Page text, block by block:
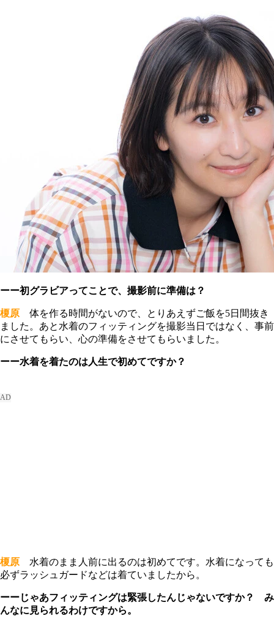
ーー初グラビアってことで、撮影前に準備は？
榎原 体を作る時間がないので、とりあえずご飯を5日間抜き
ました。あと水着のフィッティングを撮影当日ではなく、事前
にさせてもらい、心の準備をさせてもらいました。
ーー水着を着たのは人生で初めてですか？
榎原 水着のまま人前に出るのは初めてです。水着になっても
必ずラッシュガードなどは着ていましたから。
ーーじゃあフィッティングは緊張したんじゃないですか？ み
んなに見られるわけですから。